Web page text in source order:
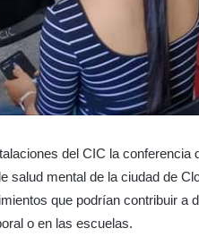
del CIC la conferencia
salud mental de la ciudad de
que podrían contribuir a
o en las escuelas.